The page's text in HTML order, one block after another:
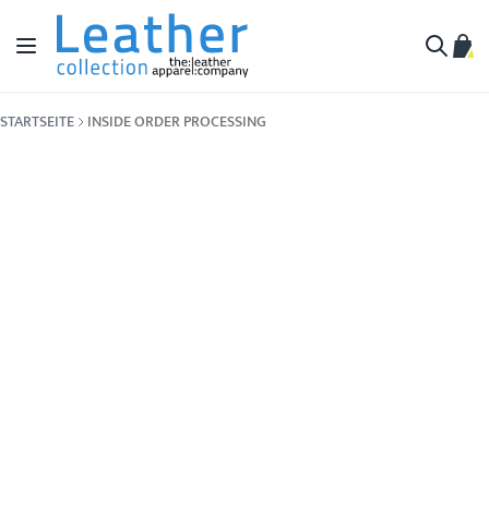
Zum Inhalt springen
Navigation umschalten
STARTSEITE INSIDE ORDER PROCESSING